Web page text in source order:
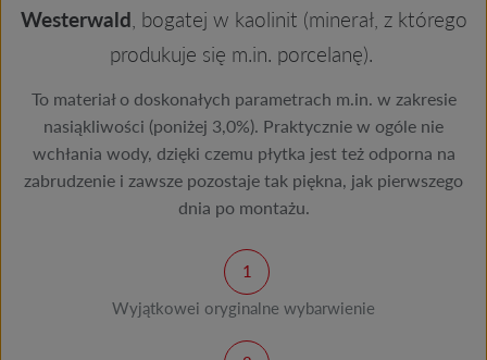
Westerwald, bogatej w kaolinit (minerał, z którego
produkuje się m.in. porcelanę).
To materiał o doskonałych parametrach m.in. w zakresie
nasiąkliwości (poniżej 3,0%). Praktycznie w ogóle nie
wchłania wody, dzięki czemu płytka jest też odporna na
zabrudzenie i zawsze pozostaje tak piękna, jak pierwszego
dnia po montażu.
Wyjątkowei oryginalne wybarwienie